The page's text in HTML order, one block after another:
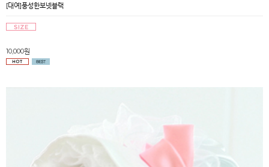
[대여]풍성한보넷블랙
10,000원